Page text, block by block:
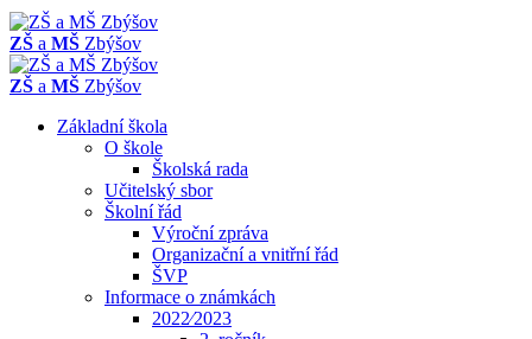
ZŠ a MŠ Zbýšov
ZŠ a MŠ Zbýšov
Základní škola
O škole
Školská rada
Učitelský sbor
Školní řád
Výroční zpráva
Organizační a vnitřní řád
ŠVP
Informace o známkách
2022⁄2023